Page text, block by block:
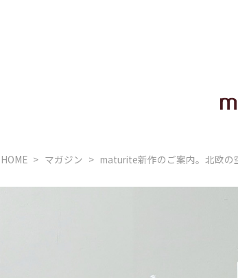
HOME マガジン maturite新作のご案内。北欧の